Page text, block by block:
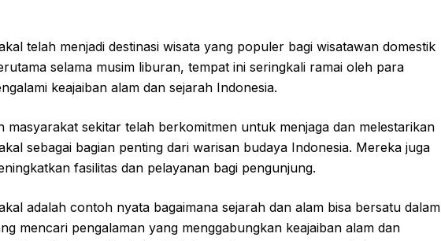
telah menjadi destinasi wisata yang populer bagi wisatawan domestik
selama musim liburan, tempat ini seringkali ramai oleh para
keajaiban alam dan sejarah Indonesia.
masyarakat sekitar telah berkomitmen untuk menjaga dan melestarikan
sebagai bagian penting dari warisan budaya Indonesia. Mereka juga
fasilitas dan pelayanan bagi pengunjung.
adalah contoh nyata bagaimana sejarah dan alam bisa bersatu dalam
mencari pengalaman yang menggabungkan keajaiban alam dan